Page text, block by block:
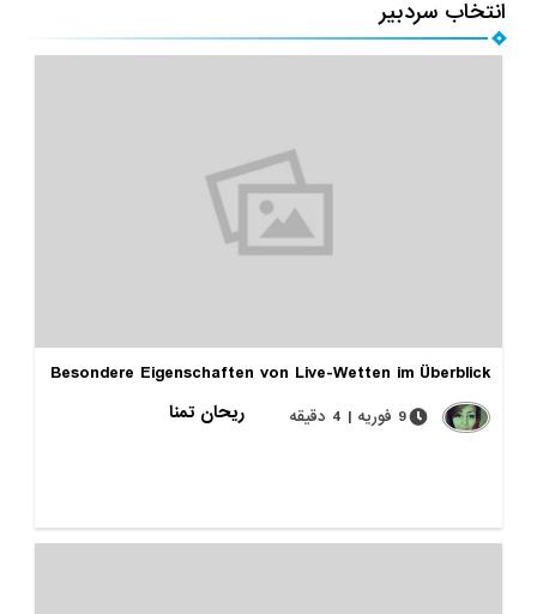
انتخاب سردبیر
Besondere Eigenschaften von Live-Wetten im Überblick
ریحان تمنا
9 فوریه | 4 دقیقه